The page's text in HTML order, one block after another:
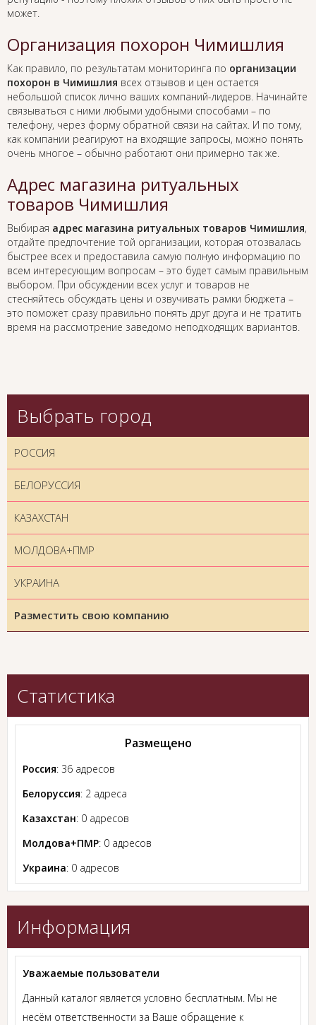
может.
Организация похорон Чимишлия
Как правило, по результатам мониторинга по организации
похорон в Чимишлия всех отзывов и цен остается
небольшой список лично ваших компаний-лидеров. Начинайте
связываться с ними любыми удобными способами – по
телефону, через форму обратной связи на сайтах. И по тому,
как компании реагируют на входящие запросы, можно понять
очень многое – обычно работают они примерно так же.
Адрес магазина ритуальных
товаров Чимишлия
Выбирая адрес магазина ритуальных товаров Чимишлия,
отдайте предпочтение той организации, которая отозвалась
быстрее всех и предоставила самую полную информацию по
всем интересующим вопросам – это будет самым правильным
выбором. При обсуждении всех услуг и товаров не
стесняйтесь обсуждать цены и озвучивать рамки бюджета –
это поможет сразу правильно понять друг друга и не тратить
время на рассмотрение заведомо неподходящих вариантов.
Выбрать город
РОССИЯ
БЕЛОРУССИЯ
КАЗАХСТАН
МОЛДОВА+ПМР
УКРАИНА
Разместить свою компанию
Статистика
Размещено
Россия: 36 адресов
Белоруссия: 2 адреса
Казахстан: 0 адресов
Молдова+ПМР: 0 адресов
Украина: 0 адресов
Информация
Уважаемые пользователи
Данный каталог является условно бесплатным. Мы не
несём ответственности за Ваше обращение к